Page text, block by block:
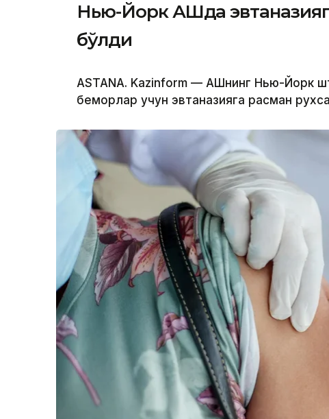
Нью-Йорк АҚШда
бўлди
ASTANA. Kazinform — АҚШнинг Нью-Йорк
беморлар учун эвтаназияга расман